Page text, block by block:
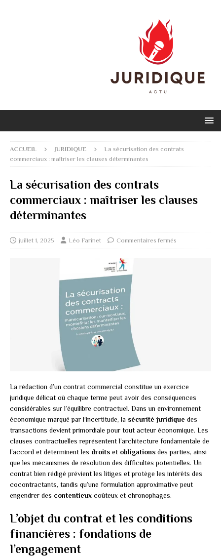
ACCUEIL JURIDIQUE
La sécurisation des contrats
commerciaux : maîtriser les clauses déterminantes
La sécurisation des contrats
commerciaux : maîtriser les clauses
déterminantes
juillet 1, 2025 Léo Farinet Commentaires fermés
La rédaction d’un contrat commercial constitue un exercice
juridique délicat où chaque terme peut avoir des conséquences
considérables sur l’équilibre contractuel. Dans un environnement
économique marqué par l’incertitude, la sécurité juridique des
transactions devient primordiale pour tout acteur économique. Les
clauses contractuelles représentent l’architecture fondamentale de
l’accord et déterminent les droits et obligations des parties, ainsi
que les mécanismes de résolution des difficultés potentielles. Un
contrat bien rédigé prévient les litiges et protège les intérêts des
cocontractants, tandis qu’une formulation approximative peut
engendrer des contentieux coûteux et chronophages.
L’objet du contrat et les conditions
financières : fondations de
l’engagement